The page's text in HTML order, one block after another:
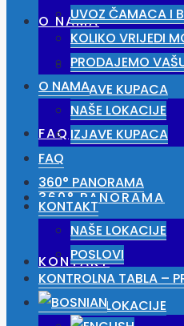
O NAMA
NAŠE LOKACIJE
IZJAVE KUPACA
FAQ
360° PANORAMA
KONTAKT
NAŠE LOKACIJE
UVOZ ČAMACA I
KOLIKO VRIJEDI
PRODAJEMO
O NAMA
NAŠE LOKACIJE
IZJAVE KUPACA
FAQ
360° PANORAMA
KONTAKT
NAŠE LOKACIJE
POSLOVI
KONTROLNA TABLA –